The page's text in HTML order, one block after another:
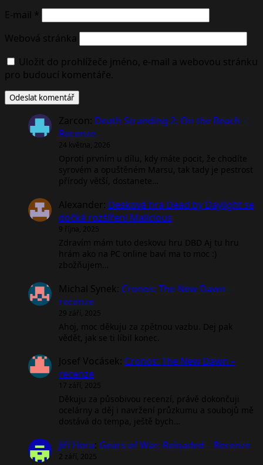
E-mail *
Webová stránka
Uložit do prohlížeče jméno, e-mail a webovou stránku
pro budoucí komentáře.
Zarcon: Death Stranding 2: On the Beach –
Recenze
24 května, 2026
Oproti prvním u dílu, kdy máte pocit, že chodíte
syrovém a opuštěném Marsu, tak tady je pestrost
přírody větší, dostanete…
Alexander: Desková hra Dead by Daylight se
dočká rozšíření Malicious
9 října, 2025
Zdravím mám tuto deskovu hru DBD Aj tu hru
hrám ako na PC online baví ma to moc :)
zbožňujem…
Michal Synek: Cronos: The New Dawn –
recenze
29 září, 2025
Ahoj, moc děkuju za zpětnou vazbu. Dej pak
vědět, jak se ti líbil konec.
Josef Vocásek: Cronos: The New Dawn –
recenze
17 září, 2025
Děkuju za působivou recenzí, právě dokončuji
ocelárny a děj i navržení průzkumu a soubojů mě
dostává do tempa, ještě bych…
Jiří Hora: Gears of War: Reloaded – Recenze
2 září, 2025